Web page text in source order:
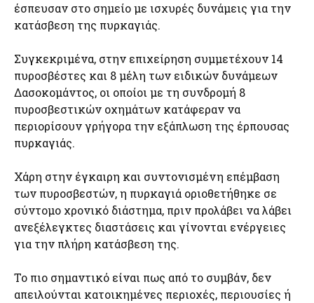
έσπευσαν στο σημείο με ισχυρές δυνάμεις για την
κατάσβεση της πυρκαγιάς.
Συγκεκριμένα, στην επιχείρηση συμμετέχουν 14
πυροσβέστες και 8 μέλη των ειδικών δυνάμεων
Δασοκομάντος, οι οποίοι με τη συνδρομή 8
πυροσβεστικών οχημάτων κατάφεραν να
περιορίσουν γρήγορα την εξάπλωση της έρπουσας
πυρκαγιάς.
Χάρη στην έγκαιρη και συντονισμένη επέμβαση
των πυροσβεστών, η πυρκαγιά οριοθετήθηκε σε
σύντομο χρονικό διάστημα, πριν προλάβει να λάβει
ανεξέλεγκτες διαστάσεις και γίνονται ενέργειες
για την πλήρη κατάσβεση της.
Το πιο σημαντικό είναι πως από το συμβάν, δεν
απειλούνται κατοικημένες περιοχές, περιουσίες ή